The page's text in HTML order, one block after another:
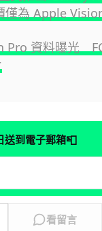
僅為 Apple
Pro 資料曝光
送到電子郵箱📮
看留言